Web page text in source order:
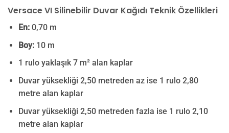
Versace VI Silinebilir Duvar Kağıdı Teknik Özellikleri
En:0,70 m
Boy:10 m
1 rulo yaklaşık 7 m² alan kaplar
Duvar yüksekliği 2,50 metreden az ise 1 rulo 2,80
metre alan kaplar
Duvar yüksekliği 2,50 metreden fazla ise 1 rulo 2,10
metre alan kaplar